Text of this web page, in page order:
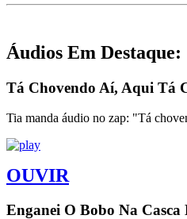
Áudios Em Destaque:
Tá Chovendo Aí, Aqui Tá
Tia manda áudio no zap: "Tá
OUVIR
Enganei O Bobo Na Casca